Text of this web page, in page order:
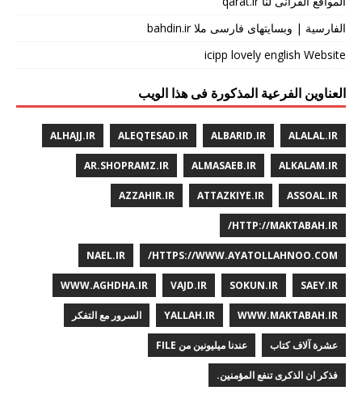
الفارسیة | وبسایتهای فارسی ملا bahdin.ir
icipp lovely english Website
العناوین الفرعیة المذکورة فی هذا الویب
ALALAL.IR
ALBARID.IR
ALEQTESAD.IR
ALHAJJ.IR
ALKALAM.IR
ALMASAEB.IR
AR.SHOPRAMZ.IR
ASSOAL.IR
ATTAZKIYE.IR
AZZAHIR.IR
HTTP://MAKTABAH.IR/
HTTPS://WWW.AYATOLLAHNOO.COM/
NAEL.IR
SAEY.IR
SOKUN.IR
VAJD.IR
WWW.AGHDHA.IR
WWW.MAKTABAH.IR
YALLAH.IR السرور مع التفکر
عشرة آلاف کتاب عندنا میلیونین من FILE
فذکر ان الذکری تنفع المؤمنین.